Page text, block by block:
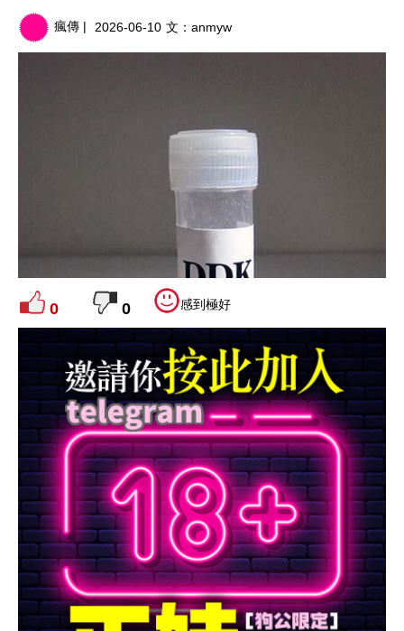
瘋傳 | 2026-06-10 文： anmyw
0 0 感到極好